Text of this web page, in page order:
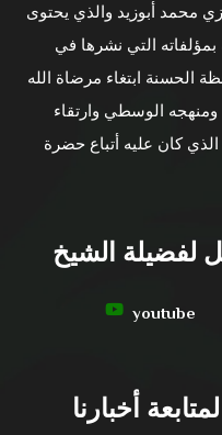
محمد أبوزيد والذي يحتوى
التي نشرها في
الحسنة ابتغاء مرضاة الله
ومنهجه الوسطي وارتقاء
الذي كان عليه أتباع حضرة
لفضيلة الشيخ
youtube
أخبارنا